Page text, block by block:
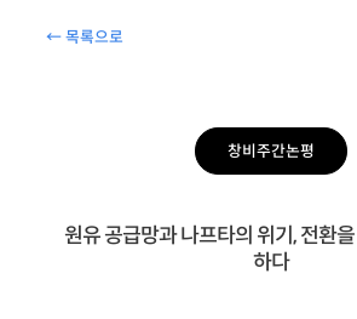
← 목록으로
창비주간논평
원유 공급망과 나프타의 위기, 전환
하다